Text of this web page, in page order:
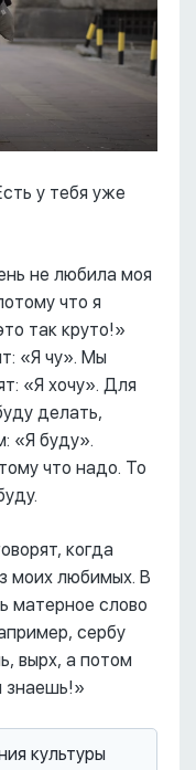
у тебя уже
не любила моя
что я
так круто!»
«Я чу». Мы
«Я хочу». Для
делать,
«Я буду».
что надо. То
когда
моих любимых. В
матерное слово
сербу
вырх, а потом
знаешь!»
культуры